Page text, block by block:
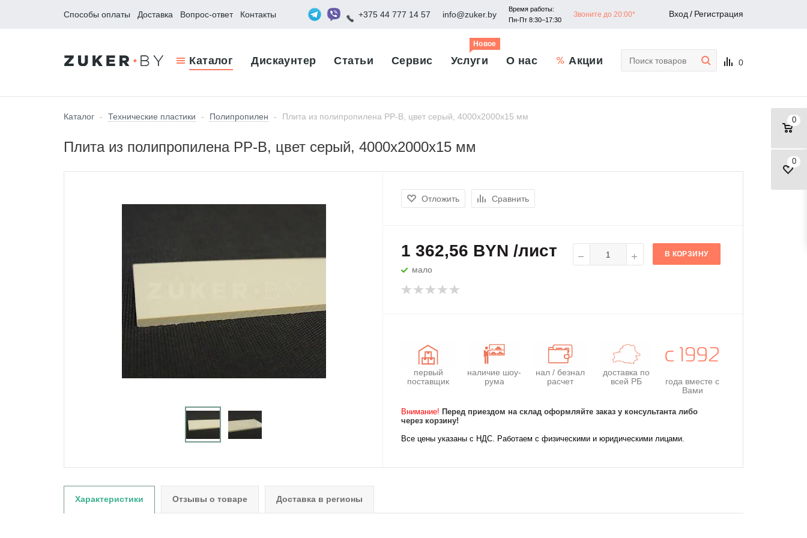
Способы оплаты Доставка Вопрос-ответ Контакты +375 44 777 14 57 info@zuker.by
Время работы:
Пн-Пт 8:30–17:30
Звоните до 20:00* Вход / Регистрация
Каталог Дискаунтер Статьи Сервис Услуги
Новое
О нас Акции 0
0
0
Каталог - Технические пластики - Полипропилен - Плита из полипропилена PP-B, цвет серый, 4000х2000х15 мм
Плита из полипропилена PP-B, цвет серый, 4000х2000х15 мм
Отложить Сравнить
1 362,56 BYN /лист
мало
В КОРЗИНУ
первый
поставщик
наличие шоу-
рума
нал / безнал
расчет
доставка по
всей РБ
года вместе с
Вами
Внимание! Перед приездом на склад оформляйте заказ у консультанта либо
через корзину!
Все цены указаны с НДС. Работаем с физическими и юридическими лицами.
Характеристики Отзывы о товаре Доставка в регионы